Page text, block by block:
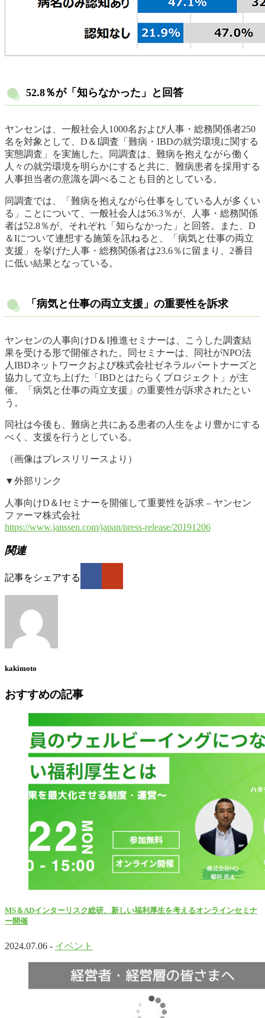
52.8％が「知らなかった」と回答
ヤンセンは、一般社会人1000名および人事・総務関係者250
名を対象として、D＆I調査「難病・IBDの就労環境に関する
実態調査」を実施した。同調査は、難病を抱えながら働く
人々の就労環境を明らかにすると共に、難病患者を採用する
人事担当者の意識を調べることも目的としている。
同調査では、「難病を抱えながら仕事をしている人が多くい
る」ことについて、一般社会人は56.3％が、人事・総務関係
者は52.8％が、それぞれ「知らなかった」と回答。また、D
＆Iについて連想する施策を訊ねると、「病気と仕事の両立
支援」を挙げた人事・総務関係者は23.6％に留まり、2番目
に低い結果となっている。
「病気と仕事の両立支援」の重要性を訴求
ヤンセンの人事向けD＆I推進セミナーは、こうした調査結
果を受ける形で開催された。同セミナーは、同社がNPO法
人IBDネットワークおよび株式会社ゼネラルパートナーズと
協力して立ち上げた「IBDとはたらくプロジェクト」が主
催。「病気と仕事の両立支援」の重要性が訴求されたとい
う。
同社は今後も、難病と共にある患者の人生をより豊かにする
べく、支援を行うとしている。
（画像はプレスリリースより）
▼外部リンク
人事向けD＆Iセミナーを開催して重要性を訴求 – ヤンセン
ファーマ株式会社
https://www.janssen.com/japan/press-release/20191206
関連
記事をシェアする
kakimoto
おすすめの記事
MS＆ADインターリスク総研、新しい福利厚生を考えるオンラインセミナ
ー開催
2024.07.06 - イベント